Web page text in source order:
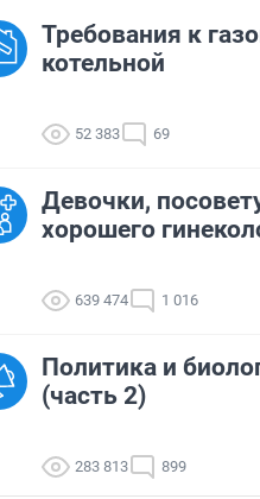
Требования к
котельной
52 383 69
Девочки,
хорошего
639 474 1 016
Политика и
(часть 2)
283 813 899